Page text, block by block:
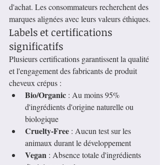
d'achat. Les consommateurs recherchent des
marques alignées avec leurs valeurs éthiques.
Labels et certifications
significatifs
Plusieurs certifications garantissent la qualité
et l'engagement des fabricants de produit
cheveux crépus :
Bio/Organic : Au moins 95%
d'ingrédients d'origine naturelle ou
biologique
Cruelty-Free : Aucun test sur les
animaux durant le développement
Vegan : Absence totale d'ingrédients